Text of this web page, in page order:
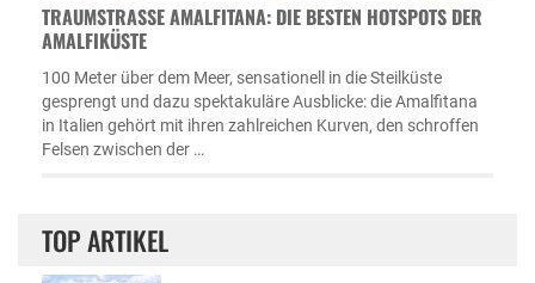
TRAUMSTRASSE AMALFITANA: DIE BESTEN HOTSPOTS DER A
MALFIKÜSTE
100 Meter über dem Meer, sensationell in die Steilküste
gesprengt und dazu spektakuläre Ausblicke: die Amalfitana
in Italien gehört mit ihren zahlreichen Kurven, den schroffen
Felsen zwischen der …
TOP ARTIKEL